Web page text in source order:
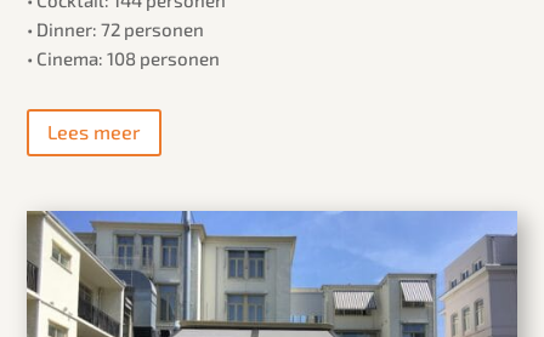
• Dinner: 72 personen
• Cinema: 108 personen
Lees meer